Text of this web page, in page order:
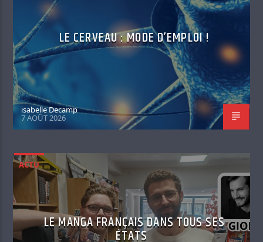
LE CERVEAU : MODE D’EMPLOI !
isabelle Decamp
7 AOÛT 2026
ACTU
LE MANGA FRANÇAIS DANS TOUS SES
ÉTATS